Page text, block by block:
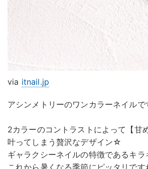
via itnail.jp
アシンメトリーのワンカラーネイルで
2カラーのコントラストによって【甘
叶ってしまう贅沢なデザイン☆
ギャラクシーネイルの特徴であるキラ